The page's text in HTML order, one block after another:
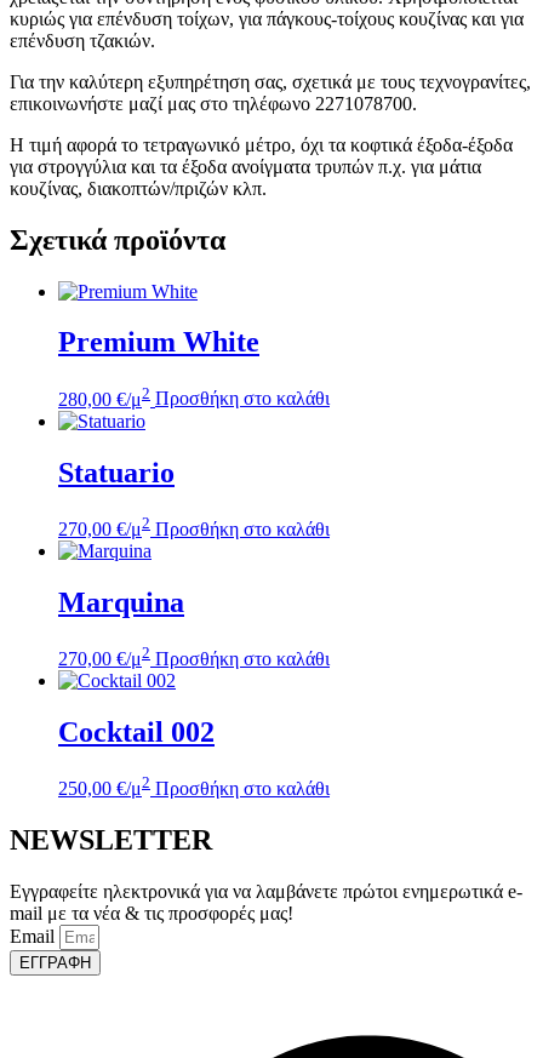
κυριώς για επένδυση τοίχων, για πάγκους-τοίχους κουζίνας και για
επένδυση τζακιών.
Για την καλύτερη εξυπηρέτηση σας, σχετικά με τους τεχνογρανίτες,
επικοινωνήστε μαζί μας στο τηλέφωνο 2271078700.
Η τιμή αφορά το τετραγωνικό μέτρο, όχι τα κοφτικά έξοδα-έξοδα
για στρογγύλια και τα έξοδα ανοίγματα τρυπών π.χ. για μάτια
κουζίνας, διακοπτών/πριζών κλπ.
Σχετικά προϊόντα
Premium White
280,00 €/μ2 Προσθήκη στο καλάθι
Statuario
270,00 €/μ2 Προσθήκη στο καλάθι
Marquina
270,00 €/μ2 Προσθήκη στο καλάθι
Cocktail 002
250,00 €/μ2 Προσθήκη στο καλάθι
NEWSLETTER
Εγγραφείτε ηλεκτρονικά για να λαμβάνετε πρώτοι ενημερωτικά e-
mail με τα νέα & τις προσφορές μας!
Email
ΕΓΓΡΑΦΗ